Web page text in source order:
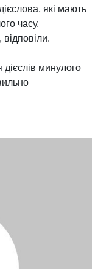
які мають
часу.
минулого